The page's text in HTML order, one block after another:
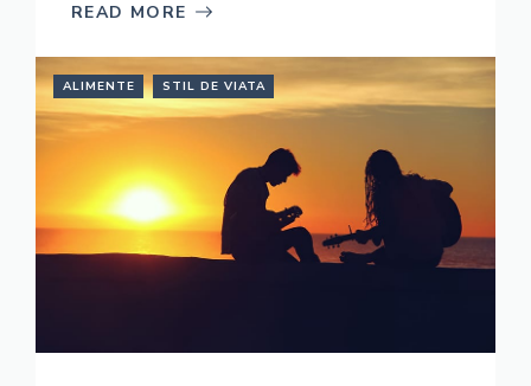
READ MORE
ALIMENTE STIL DE VIATA